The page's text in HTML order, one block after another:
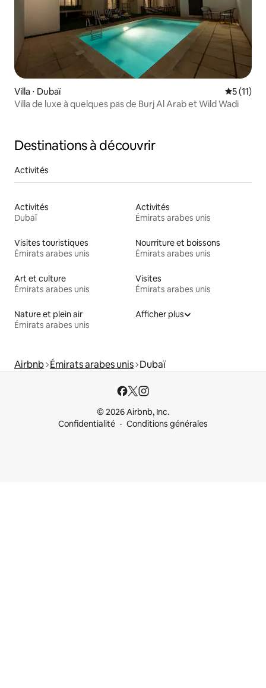
Villa ⋅ Dubaï
5 (11)
Villa de luxe à quelques pas de Burj Al Arab et Wild Wadi
Destinations à découvrir
Activités
Activités
Dubaï
Activités
Émirats arabes unis
Visites touristiques
Émirats arabes unis
Nourriture et boissons
Émirats arabes unis
Art et culture
Émirats arabes unis
Visites
Émirats arabes unis
Nature et plein air
Émirats arabes unis
Afficher plus
Airbnb Émirats arabes unis Dubaï
© 2026 Airbnb, Inc.
Confidentialité
Conditions générales